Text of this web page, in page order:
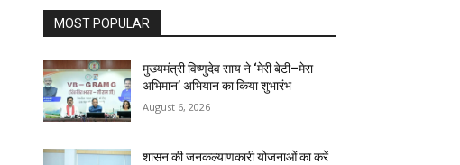
MOST POPULAR
मुख्यमंत्री विष्णुदेव साय ने ‘मेरी बेटी–मेरा
अभिमान’ अभियान का किया शुभारंभ
August 6, 2026
शासन की जनकल्याणकारी योजनाओं का करें